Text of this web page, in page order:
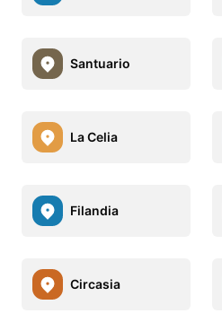
Santuario
La Celia
Filandia
Circasia